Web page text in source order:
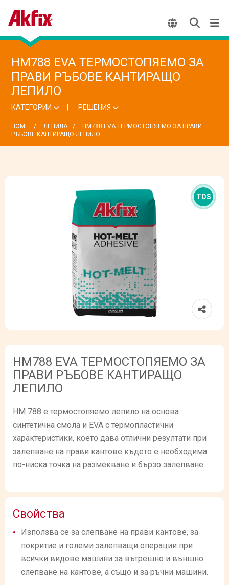
HM788 EVA ТЕРМОСТОПЯЕМО ЗА
ПРАВИ РЪБОВЕ КАНТИРАЩО
ЛЕПИЛО
КАТЕГОРИИ РЕШЕНИЯ
HOME ЛЕПИЛА
HM788 EVA ТЕРМОСТОПЯЕМО ЗА ПРАВИ
РЪБОВЕ КАНТИРАЩО ЛЕПИЛО
TDS
HM788 EVA ТЕРМОСТОПЯЕМО ЗА
ПРАВИ РЪБОВЕ КАНТИРАЩО
ЛЕПИЛО
HM 788 e термостопяемо лепило на основа
синтетична смола и EVA с термопластични
характеристики, което дава отлични резултати при
залепване на прави кантове където е необходима
по-ниска точка на размекване и бързо залепване.
Свойства
Използва се за слепване на прави кантове, за
покритие и големи залепващи операции при
всички видове машини за вътрешно и външно
слепване на кантове, а също и за ръчни машини.